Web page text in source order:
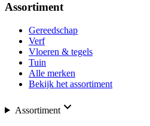
Assortiment
Gereedschap
Verf
Vloeren & tegels
Tuin
Alle merken
Bekijk het assortiment
Assortiment